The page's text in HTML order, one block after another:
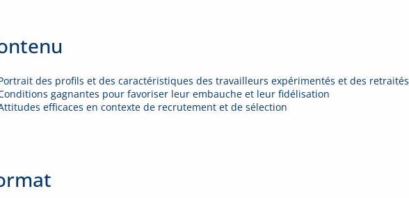
des profils et des caractéristiques des travailleurs expérimentés et des retraités
gagnantes pour favoriser leur embauche et leur fidélisation
efficaces en contexte de recrutement et de sélection